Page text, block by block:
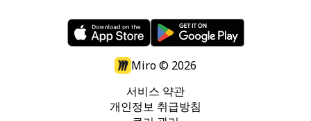
Miro © 2026
서비스 약관
개인정보 취급방침